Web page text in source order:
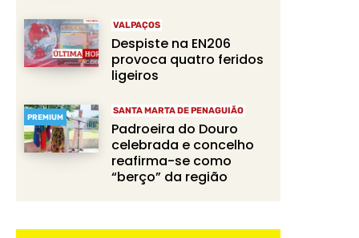
VALPAÇOS
Despiste na EN206
provoca quatro feridos
ligeiros
PREMIUM
SANTA MARTA DE PENAGUIÃO
Padroeira do Douro
celebrada e concelho
reafirma-se como
“berço” da região